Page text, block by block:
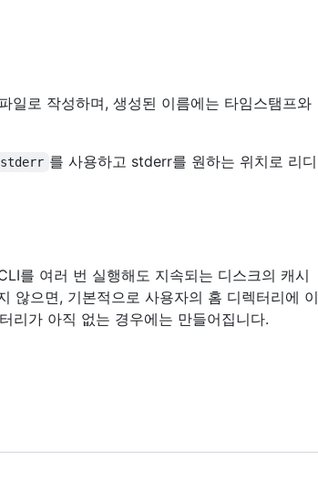
일로 작성하며, 생성된 이름에는 타임스탬프와
를 사용하고 stderr를 원하는 위치로 리디
를 여러 번 실행해도 지속되는 디스크의 캐시
않으면, 기본적으로 사용자의 홈 디렉터리에 이
리가 아직 없는 경우에는 만들어집니다.